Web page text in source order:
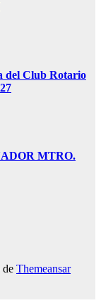
del Club Rotario
MTRO.
de Themeansar